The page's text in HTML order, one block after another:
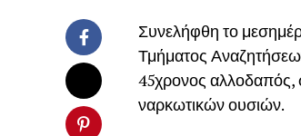
Συνελήφθη το
Τμήματος
45χρονος αλλοδαπός,
ναρκωτικών ουσιών.